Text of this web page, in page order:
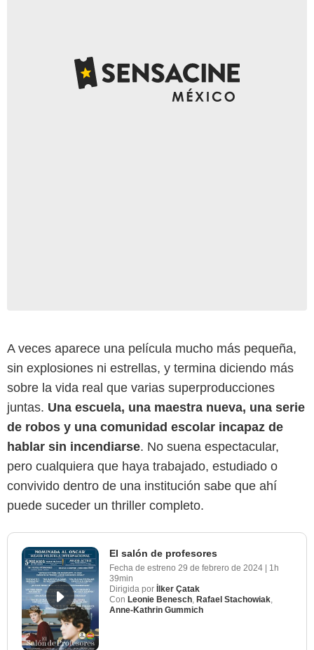
A veces aparece una película mucho más pequeña,
sin explosiones ni estrellas, y termina diciendo más
sobre la vida real que varias superproducciones
juntas. Una escuela, una maestra nueva, una serie
de robos y una comunidad escolar incapaz de
hablar sin incendiarse. No suena espectacular,
pero cualquiera que haya trabajado, estudiado o
convivido dentro de una institución sabe que ahí
puede suceder un thriller completo.
El salón de profesores
Fecha de estreno 29 de febrero de 2024 | 1h
39min
Dirigida por İlker Çatak
Con Leonie Benesch Rafael Stachowiak
Anne-Kathrin Gummich